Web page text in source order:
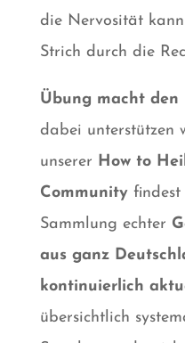
die Nervosität
Strich durch die
Übung macht den
dabei unterstützen
unserer How to
Communityfindest
Sammlung echter
aus ganz
kontinuierlich
übersichtlich